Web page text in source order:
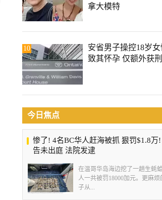
拿大模特
10
安省男子操控18岁
致其怀孕 仅额外获
今日焦点
惨了! 4名BC华人赶海被抓 狠罚$1.8万
告未出庭 法院发逮
在温哥华岛海边挖了一趟生蚝
人一共被罚18000加元。更麻
子从...